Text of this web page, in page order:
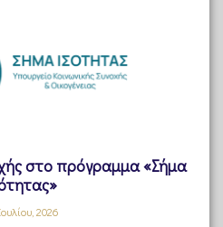
στο πρόγραμμα «Σήμα
2026